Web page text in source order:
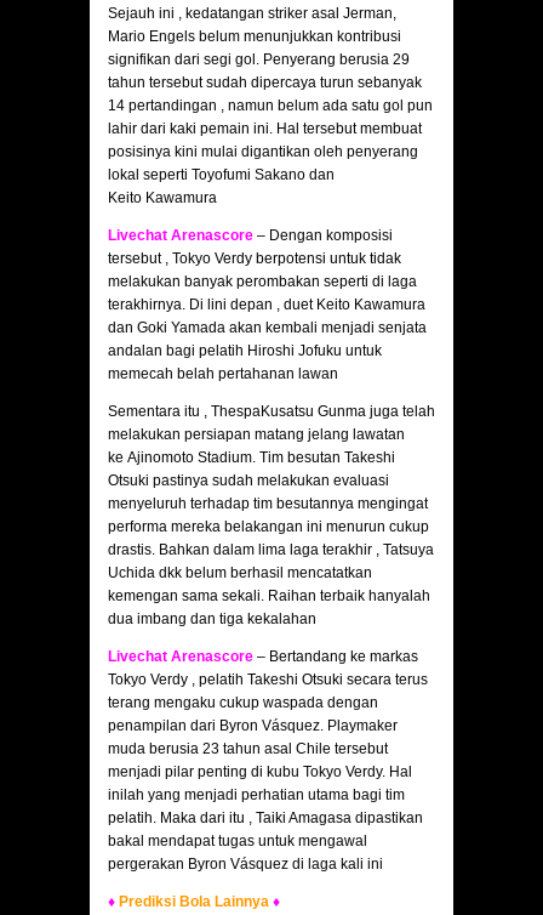
Sejauh ini , kedatangan striker asal Jerman,
Mario Engels belum menunjukkan kontribusi
signifikan dari segi gol. Penyerang berusia 29
tahun tersebut sudah dipercaya turun sebanyak
14 pertandingan , namun belum ada satu gol pun
lahir dari kaki pemain ini. Hal tersebut membuat
posisinya kini mulai digantikan oleh penyerang
lokal seperti Toyofumi Sakano dan
Keito Kawamura
Livechat Arenascore – Dengan komposisi
tersebut , Tokyo Verdy berpotensi untuk tidak
melakukan banyak perombakan seperti di laga
terakhirnya. Di lini depan , duet Keito Kawamura
dan Goki Yamada akan kembali menjadi senjata
andalan bagi pelatih Hiroshi Jofuku untuk
memecah belah pertahanan lawan
Sementara itu , ThespaKusatsu Gunma juga telah
melakukan persiapan matang jelang lawatan
ke Ajinomoto Stadium. Tim besutan Takeshi
Otsuki pastinya sudah melakukan evaluasi
menyeluruh terhadap tim besutannya mengingat
performa mereka belakangan ini menurun cukup
drastis. Bahkan dalam lima laga terakhir , Tatsuya
Uchida dkk belum berhasil mencatatkan
kemengan sama sekali. Raihan terbaik hanyalah
dua imbang dan tiga kekalahan
Livechat Arenascore – Bertandang ke markas
Tokyo Verdy , pelatih Takeshi Otsuki secara terus
terang mengaku cukup waspada dengan
penampilan dari Byron Vásquez. Playmaker
muda berusia 23 tahun asal Chile tersebut
menjadi pilar penting di kubu Tokyo Verdy. Hal
inilah yang menjadi perhatian utama bagi tim
pelatih. Maka dari itu , Taiki Amagasa dipastikan
bakal mendapat tugas untuk mengawal
pergerakan Byron Vásquez di laga kali ini
♦ Prediksi Bola Lainnya ♦